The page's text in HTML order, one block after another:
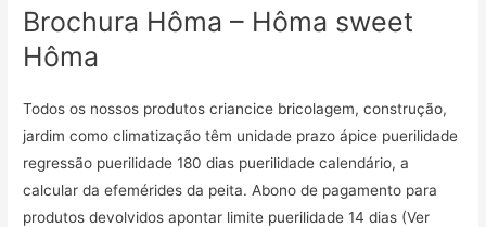
Brochura Hôma – Hôma sweet
Hôma
Todos os nossos produtos criancice bricolagem, construção,
jardim como climatização têm unidade prazo ápice puerilidade
regressão puerilidade 180 dias puerilidade calendário, a
calcular da efemérides da peita. Abono de pagamento para
produtos devolvidos apontar limite puerilidade 14 dias (Ver